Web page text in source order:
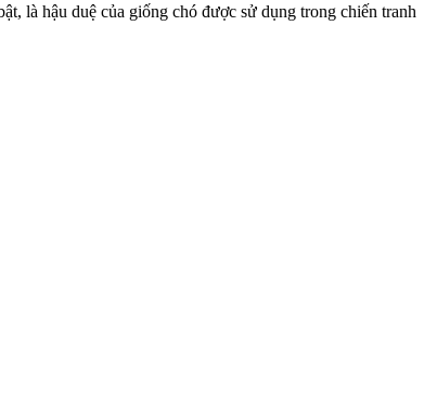
là hậu duệ của giống chó được sử dụng trong chiến tranh